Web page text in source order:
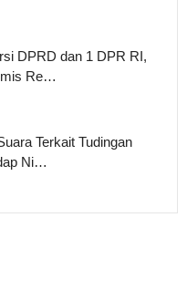
DPRD dan 1 DPR RI,
Re…
Terkait Tudingan
Ni…